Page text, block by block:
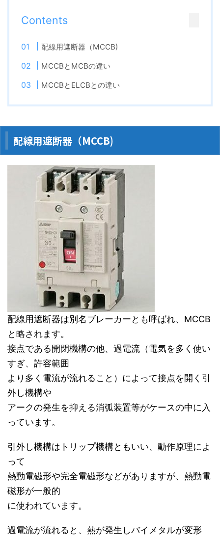
Contents
配線用遮断器（MCCB)
MCCBとMCBの違い
MCCBとELCBとの違い
配線用遮断器（MCCB)
配線用遮断器は別名ブレーカーとも呼ばれ、MCCB
と略されます。
接点である開閉機構の他、過電流（電気を多く使い
すぎ、許容範囲
より多く電流が流れること）によって接点を開く引
外し機構や
アークの発生を抑える消弧装置等がケースの中に入
っています。
引外し機構はトリップ機構ともいい、動作原理によ
って
熱動電磁形や完全電磁形などがありますが、熱動電
磁形が一般的
に使われています。
過電流が流れると、熱が発生しバイメタルが変形